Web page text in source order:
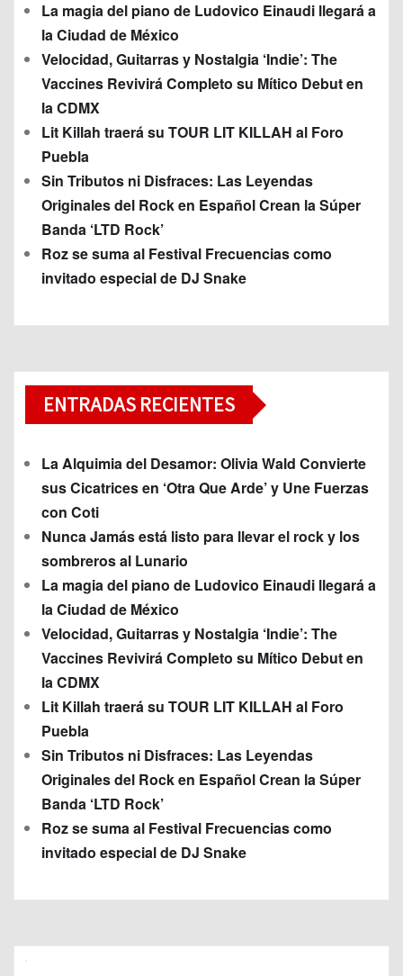
La magia del piano de Ludovico Einaudi llegará a
la Ciudad de México
Velocidad, Guitarras y Nostalgia ‘Indie’: The
Vaccines Revivirá Completo su Mítico Debut en
la CDMX
Lit Killah traerá su TOUR LIT KILLAH al Foro
Puebla
Sin Tributos ni Disfraces: Las Leyendas
Originales del Rock en Español Crean la Súper
Banda ‘LTD Rock’
Roz se suma al Festival Frecuencias como
invitado especial de DJ Snake
ENTRADAS RECIENTES
La Alquimia del Desamor: Olivia Wald Convierte
sus Cicatrices en ‘Otra Que Arde’ y Une Fuerzas
con Coti
Nunca Jamás está listo para llevar el rock y los
sombreros al Lunario
La magia del piano de Ludovico Einaudi llegará a
la Ciudad de México
Velocidad, Guitarras y Nostalgia ‘Indie’: The
Vaccines Revivirá Completo su Mítico Debut en
la CDMX
Lit Killah traerá su TOUR LIT KILLAH al Foro
Puebla
Sin Tributos ni Disfraces: Las Leyendas
Originales del Rock en Español Crean la Súper
Banda ‘LTD Rock’
Roz se suma al Festival Frecuencias como
invitado especial de DJ Snake